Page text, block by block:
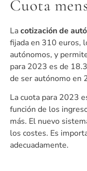
Cuota
Lacotización de
fijada en 310 euros,
autónomos, y
para 2023 es de
de ser autónomo en
La cuota para 2023
función de los
más. El nuevo
los costes. Es
adecuadamente.